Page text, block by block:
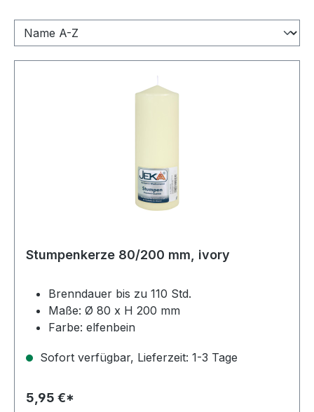
Stumpenkerze 80/200 mm, ivory
Brenndauer bis zu 110 Std.
Maße: Ø 80 x H 200 mm
Farbe: elfenbein
Sofort verfügbar, Lieferzeit: 1-3 Tage
5,95 €*